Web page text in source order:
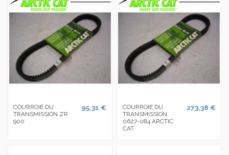
COURROIE DU
TRANSMISSION ZR
900
95,31 €
COURROIE DU
TRANSMISSION
0627-084 ARCTIC
CAT
273,38 €